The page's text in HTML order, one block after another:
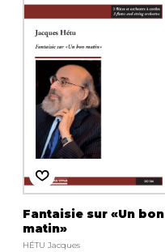
Fantaisie sur «Un bon
matin»
HÉTU Jacques